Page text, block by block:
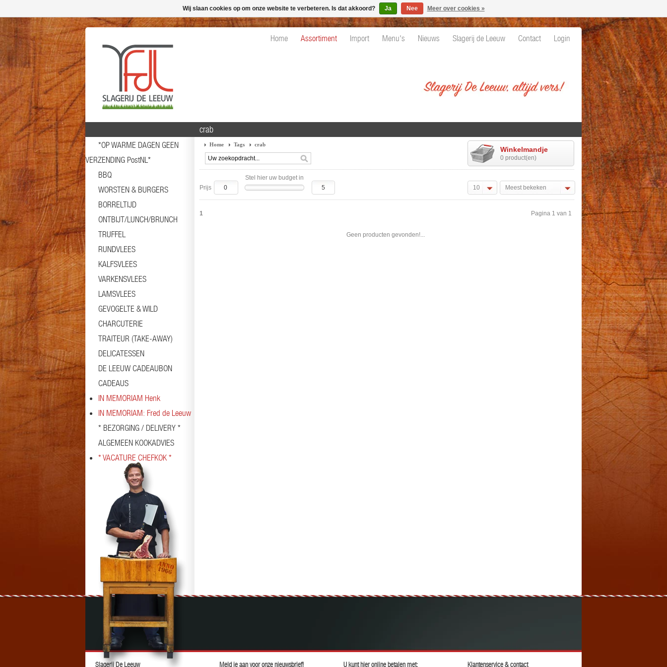
Home Assortiment Import Menu's Nieuws Slagerij de Leeuw Contact Login
*OP WARME DAGEN GEEN
VERZENDING PostNL*
BBQ
WORSTEN & BURGERS
BORRELTIJD
ONTBIJT/LUNCH/BRUNCH
TRUFFEL
RUNDVLEES
KALFSVLEES
VARKENSVLEES
LAMSVLEES
GEVOGELTE & WILD
CHARCUTERIE
TRAITEUR (TAKE-AWAY)
DELICATESSEN
DE LEEUW CADEAUBON
CADEAUS
IN MEMORIAM Henk
IN MEMORIAM: Fred de Leeuw
* BEZORGING / DELIVERY *
ALGEMEEN KOOKADVIES
* VACATURE CHEFKOK *
crab
Home Tags crab
Winkelmandje
0 product(en)
Stel hier uw budget in
Prijs
10 Meest bekeken
Geen producten gevonden!...
1 Pagina 1 van 1
Slagerij De Leeuw Meld je aan voor onze nieuwsbrief! U kunt hier online betalen met: Klantenservice & contact
Wij slaan cookies op om onze website te verbeteren. Is dat akkoord? Ja Nee Meer over cookies »